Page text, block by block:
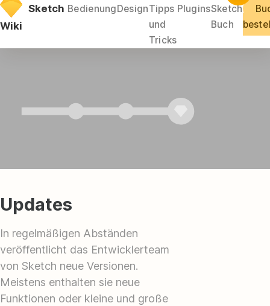
Direkt
zum
Sketch
Wiki
BedienungDesignTipps
und
Tricks
PluginsSketch
Buch
Updates
In regelmäßigen Abständen
veröffentlicht das Entwicklerteam
von Sketch neue Versionen.
Meistens enthalten sie neue
Funktionen oder kleine und große